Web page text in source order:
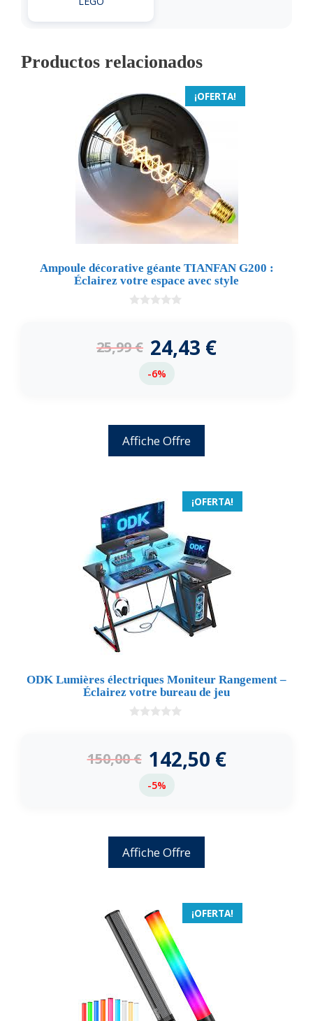
Productos relacionados
¡OFERTA!
Ampoule décorative géante TIANFAN G200 :
Éclairez votre espace avec style
5
25,99€ 24,43 €
-6%
Affiche Offre
¡OFERTA!
ODK Lumières électriques Moniteur Rangement –
Éclairez votre bureau de jeu
5
150,00€ 142,50 €
-5%
Affiche Offre
¡OFERTA!